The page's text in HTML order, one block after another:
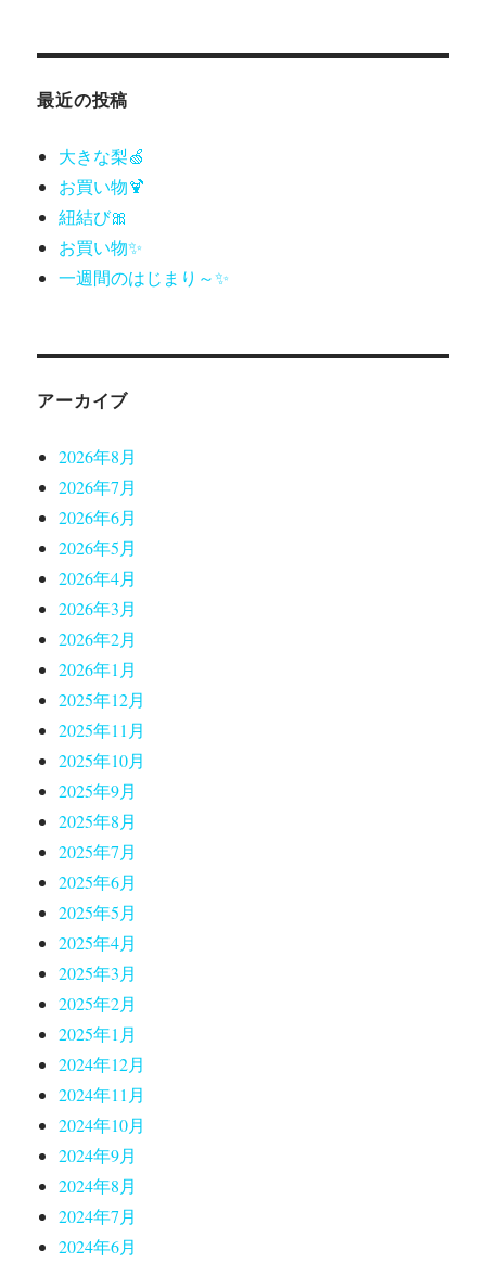
最近の投稿
大きな梨🍏
お買い物🍹
紐結び🎀
お買い物✨
一週間のはじまり～✨
アーカイブ
2026年8月
2026年7月
2026年6月
2026年5月
2026年4月
2026年3月
2026年2月
2026年1月
2025年12月
2025年11月
2025年10月
2025年9月
2025年8月
2025年7月
2025年6月
2025年5月
2025年4月
2025年3月
2025年2月
2025年1月
2024年12月
2024年11月
2024年10月
2024年9月
2024年8月
2024年7月
2024年6月